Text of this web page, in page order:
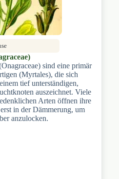
sind eine primär
(Myrtales), die sich
tief unterständigen,
auszeichnet. Viele
Arten öffnen ihre
in der Dämmerung, um
anzulocken.